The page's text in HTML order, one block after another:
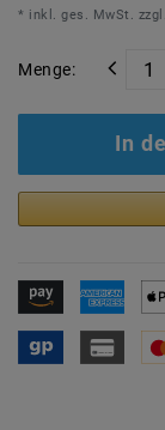
* inkl. ges. MwSt. zzgl.
Menge:
In